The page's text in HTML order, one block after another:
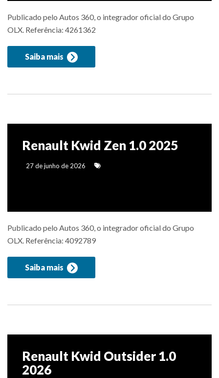
Publicado pelo Autos 360, o integrador oficial do Grupo
OLX. Referência: 4261362
Saiba mais
Renault Kwid Zen 1.0 2025
27 de junho de 2026
Publicado pelo Autos 360, o integrador oficial do Grupo
OLX. Referência: 4092789
Saiba mais
Renault Kwid Outsider 1.0
2026